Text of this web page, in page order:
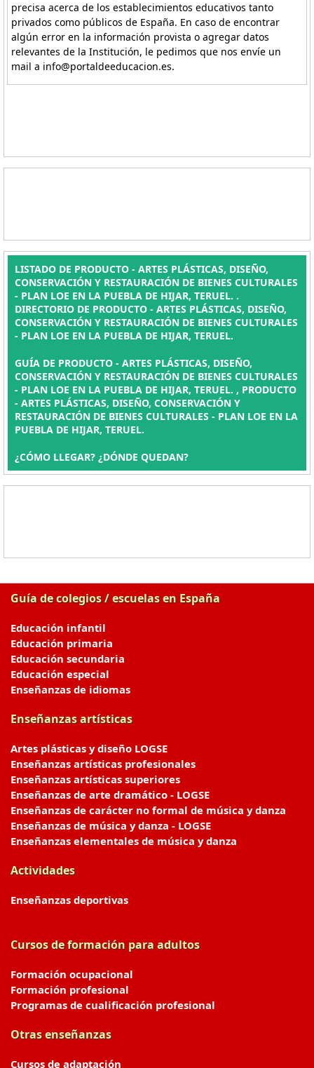
precisa acerca de los establecimientos educativos tanto
privados como públicos de España. En caso de encontrar
algún error en la información provista o agregar datos
relevantes de la Institución, le pedimos que nos envíe un
mail a info@portaldeeducacion.es.
LISTADO DE PRODUCTO - ARTES PLÁSTICAS, DISEÑO,
CONSERVACIÓN Y RESTAURACIÓN DE BIENES CULTURALES
- PLAN LOE EN LA PUEBLA DE HIJAR, TERUEL. .
DIRECTORIO DE PRODUCTO - ARTES PLÁSTICAS, DISEÑO,
CONSERVACIÓN Y RESTAURACIÓN DE BIENES CULTURALES
- PLAN LOE EN LA PUEBLA DE HIJAR, TERUEL.
GUÍA DE PRODUCTO - ARTES PLÁSTICAS, DISEÑO,
CONSERVACIÓN Y RESTAURACIÓN DE BIENES CULTURALES
- PLAN LOE EN LA PUEBLA DE HIJAR, TERUEL. , PRODUCTO
- ARTES PLÁSTICAS, DISEÑO, CONSERVACIÓN Y
RESTAURACIÓN DE BIENES CULTURALES - PLAN LOE EN LA
PUEBLA DE HIJAR, TERUEL.
¿CÓMO LLEGAR? ¿DÓNDE QUEDAN?
Guía de colegios / escuelas en España
Educación infantil
Educación primaria
Educación secundaria
Educación especial
Enseñanzas de idiomas
Enseñanzas artísticas
Artes plásticas y diseño LOGSE
Enseñanzas artísticas profesionales
Enseñanzas artísticas superiores
Enseñanzas de arte dramático - LOGSE
Enseñanzas de carácter no formal de música y danza
Enseñanzas de música y danza - LOGSE
Enseñanzas elementales de música y danza
Actividades
Enseñanzas deportivas
Cursos de formación para adultos
Formación ocupacional
Formación profesional
Programas de cualificación profesional
Otras enseñanzas
Cursos de adaptación